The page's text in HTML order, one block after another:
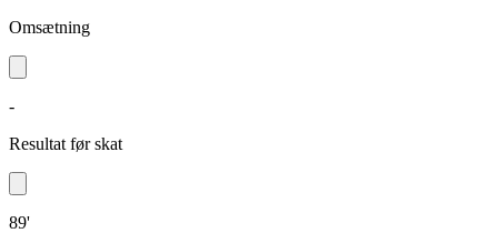
Omsætning
-
Resultat før skat
89'